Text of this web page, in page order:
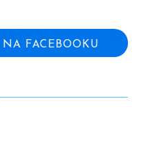
FACEBOOKU